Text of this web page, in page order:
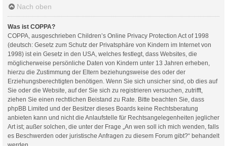
Nach oben
Was ist COPPA?
COPPA, ausgeschrieben Children’s Online Privacy Protection Act of 1998
(deutsch: Gesetz zum Schutz der Privatsphäre von Kindern im Internet von
1998) ist ein Gesetz in den USA, welches festlegt, dass Websites, die
möglicherweise persönliche Daten von Kindern unter 13 Jahren erheben,
hierzu die Zustimmung der Eltern beziehungsweise des oder der
Erziehungsberechtigten benötigen. Wenn Sie sich unsicher sind, ob dies auf
Sie oder die Website, auf der Sie sich zu registrieren versuchen, zutrifft,
ziehen Sie einen rechtlichen Beistand zu Rate. Bitte beachten Sie, dass
phpBB Limited und der Besitzer dieses Boards keine Rechtsberatung
anbieten kann und nicht die Anlaufstelle für Rechtsangelegenheiten jeglicher
Art ist; außer solchen, die unter der Frage „An wen soll ich mich wenden, falls
es Beschwerden oder juristische Anfragen zu diesem Forum gibt?“ behandelt